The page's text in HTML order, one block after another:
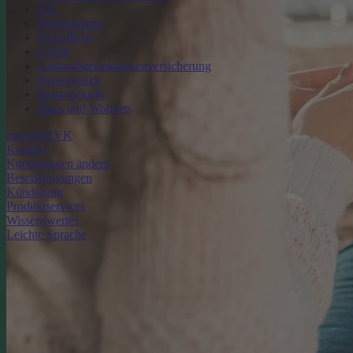
Kfz
Rechtsschutz
Haftpflicht
Unfall
Auslandsreisekrankenversicherung
Reisegepäck
Reiserücktritt
Haus und Wohnen
meineDEVK
Kontakt
Kundendaten ändern
Bescheinigungen
Kündigung
Produktservices
Wissenswertes
Leichte Sprache